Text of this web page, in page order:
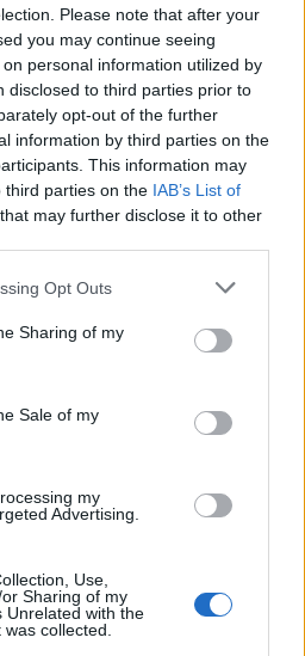
Please note that after your
you may continue seeing
personal information utilized by
disclosed to third parties prior to
opt-out of the further
information by third parties on the
This information may
third parties on the IAB’s List of
that may further disclose it to other
Opt Outs
Sharing of my
Sale of my
my
Advertising.
Use,
Sharing of my
Unrelated with the
collected.